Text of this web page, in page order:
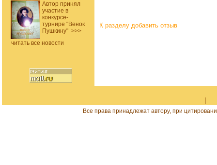
Автор принял
участие в
конкурсе-
турнире "Венок
Пушкину" >>>
читать все новости
К разделу добавить отзыв
Все права принадлежат автору, при